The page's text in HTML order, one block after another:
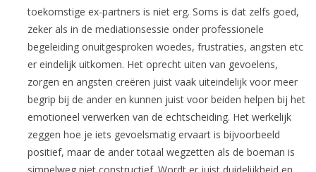
toekomstige ex-partners is niet erg. Soms is dat zelfs goed,
zeker als in de mediationsessie onder professionele
begeleiding onuitgesproken woedes, frustraties, angsten etc
er eindelijk uitkomen. Het oprecht uiten van gevoelens,
zorgen en angsten creëren juist vaak uiteindelijk voor meer
begrip bij de ander en kunnen juist voor beiden helpen bij het
emotioneel verwerken van de echtscheiding. Het werkelijk
zeggen hoe je iets gevoelsmatig ervaart is bijvoorbeeld
positief, maar de ander totaal wegzetten als de boeman is